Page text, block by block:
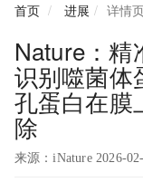
首页 进展 详情
Nature：
识别噬菌体
孔蛋白在膜
除
来源：iNature 2026-